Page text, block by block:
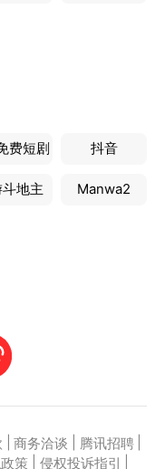
费短剧 抖音
地主 Manwa2
商务洽谈 腾讯招聘
策 侵权投诉指引